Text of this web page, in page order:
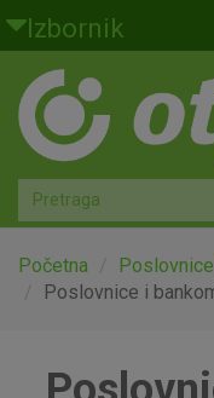
Skoči na glavni sadržaj
Izbornik
Građani
Privatno bankarstvo
Agro
Mala poduzeća i obrtnici
Globalna tržišta
Početna
Poslovnice i